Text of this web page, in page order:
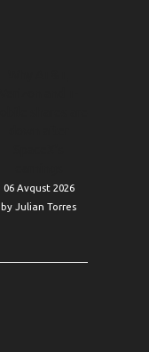
06 Avqust 2026
by Julian Torres